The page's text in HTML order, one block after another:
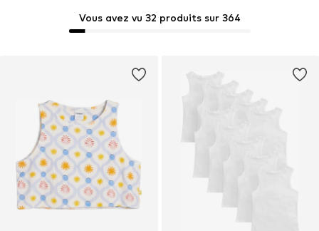
Vous avez vu 32 produits sur 364